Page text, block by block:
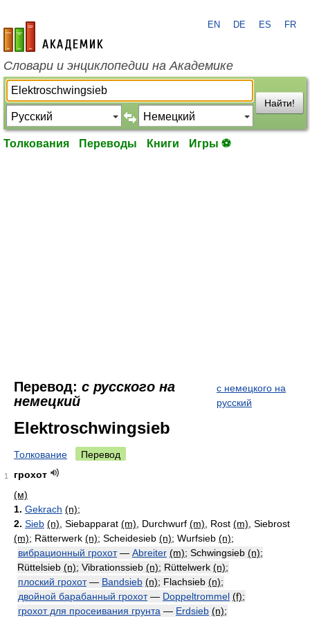
academic.ru
EN DE ES FR
Словари и энциклопедии на Академике
Найти!
Толкования Переводы Книги Игры ⚽
Перевод: с русского на
немецкий
с немецкого на
русский
Elektroschwingsieb
Толкование Перевод
1
грохот
(м)
1. Gekrach (n);
2. Sieb (n) , Siebapparat (m) , Durchwurf (m) , Rost (m) , Siebrost
(m); Rätterwerk (n); Scheidesieb (n); Wurfsieb (n);
вибрационный грохот— Abreiter (m); Schwingsieb (n);
Rüttelsieb (n); Vibrationssieb (n); Rüttelwerk (n);
плоский грохот— Bandsieb (n); Flachsieb (n);
двойной барабанный грохот— Doppeltrommel (f);
грохот для просеивания грунта — Erdsieb (n);